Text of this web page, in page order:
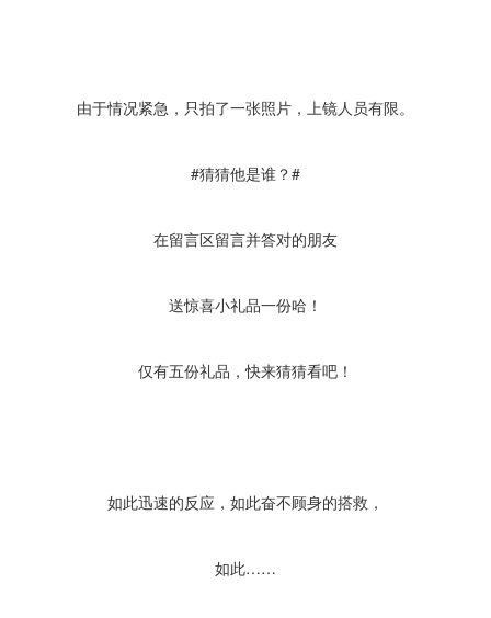
由于情况紧急，只拍了一张照片，上镜人员有限。
#猜猜他是谁？#
在留言区留言并答对的朋友
送惊喜小礼品一份哈！
仅有五份礼品，快来猜猜看吧！
如此迅速的反应，如此奋不顾身的搭救，
如此……